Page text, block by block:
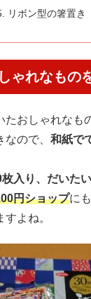
リボン型の箸置き
ゃれなもの
おしゃれなも
ので、 和紙で
枚入り、だいた
円ショップに
よね。